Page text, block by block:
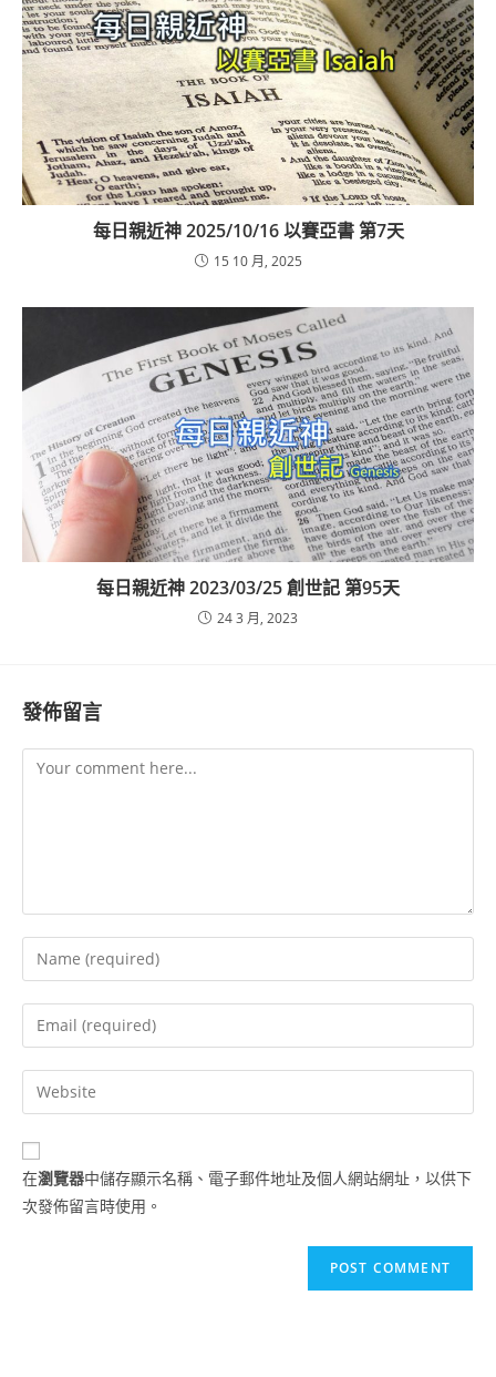
每日親近神 2025/10/16 以賽亞書 第7天
15 10 月, 2025
每日親近神 2023/03/25 創世記 第95天
24 3 月, 2023
發佈留言
在瀏覽器中儲存顯示名稱、電子郵件地址及個人網站網址，以供下
次發佈留言時使用。